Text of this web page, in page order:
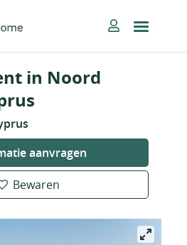
in Noord
aanvragen
Bewaren